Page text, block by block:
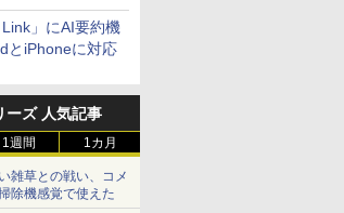
講演
Link」にAI要約機
とiPhoneに対応
ズ 人気記事
1週間 1カ月
雑草との戦い、コメ
除機感覚で使えた